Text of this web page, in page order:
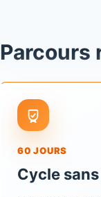
Parcours
60 JOURS
Cycle